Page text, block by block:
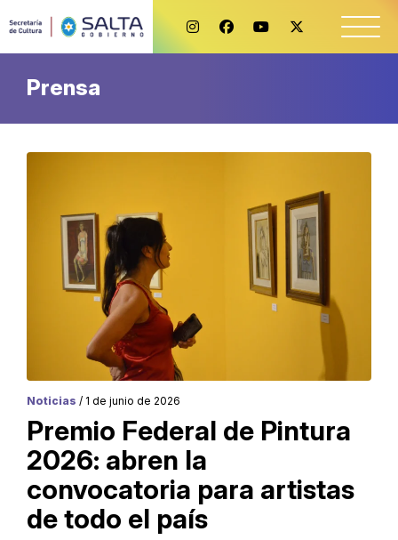
Prensa
Noticias / 1 de junio de 2026
Premio Federal de Pintura
2026: abren la
convocatoria para artistas
de todo el país